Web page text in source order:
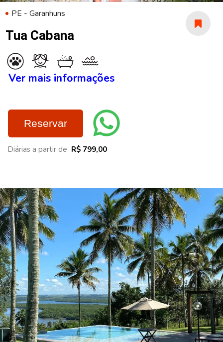
PE - Garanhuns
Tua Cabana
Ver mais informações
Reservar
Diárias a partir de R$ 799,00